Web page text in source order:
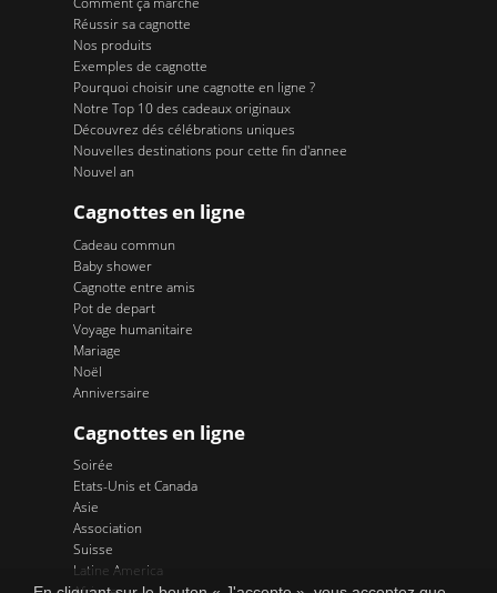
Réussir sa cagnotte
Nos produits
Exemples de cagnotte
Pourquoi choisir une cagnotte en ligne ?
Notre Top 10 des cadeaux originaux
Découvrez dés célébrations uniques
Nouvelles destinations pour cette fin d'annee
Nouvel an
Cagnottes en ligne
Cadeau commun
Baby shower
Cagnotte entre amis
Pot de depart
Voyage humanitaire
Mariage
Noël
Anniversaire
Cagnottes en ligne
Soirée
Etats-Unis et Canada
Asie
Association
Suisse
Latine America